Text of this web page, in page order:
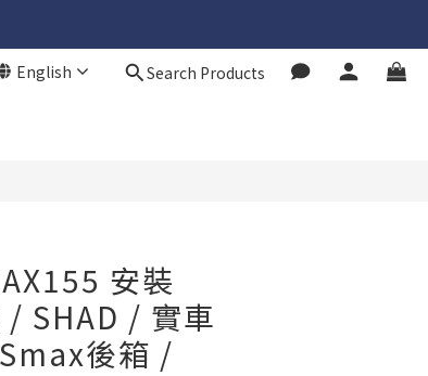
English Search Products
安裝
/ SHAD / 實車
後箱 /
BUY NOW